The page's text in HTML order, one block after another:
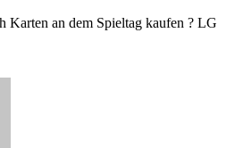
Karten an dem Spieltag kaufen ? LG